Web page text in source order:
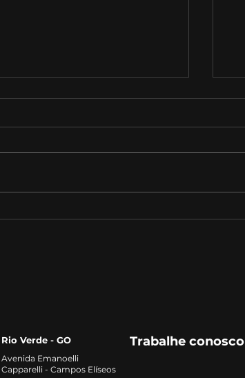
Trabalhe conosco
Rio Verde - GO
Avenida Emanoelli
Capparelli - Campos Elíseos